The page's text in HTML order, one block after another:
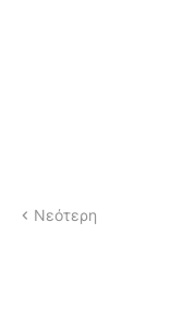
Νεότερη